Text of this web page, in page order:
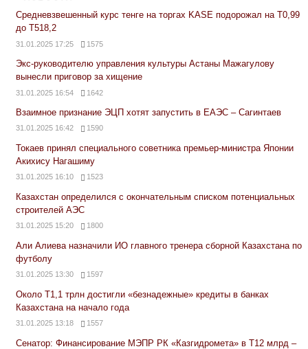
Средневзвешенный курс тенге на торгах KASE подорожал на Т0,99
до Т518,2
31.01.2025 17:25 1575
Экс-руководителю управления культуры Астаны Мажагулову
вынесли приговор за хищение
31.01.2025 16:54 1642
Взаимное признание ЭЦП хотят запустить в ЕАЭС – Сагинтаев
31.01.2025 16:42 1590
Токаев принял специального советника премьер-министра Японии
Акихису Нагашиму
31.01.2025 16:10 1523
Казахстан определился с окончательным списком потенциальных
строителей АЭС
31.01.2025 15:20 1800
Али Алиева назначили ИО главного тренера сборной Казахстана по
футболу
31.01.2025 13:30 1597
Около Т1,1 трлн достигли «безнадежные» кредиты в банках
Казахстана на начало года
31.01.2025 13:18 1557
Сенатор: Финансирование МЭПР РК «Казгидромета» в Т12 млрд –